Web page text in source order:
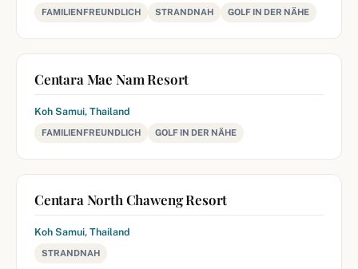
FAMILIENFREUNDLICH STRANDNAH GOLF IN DER NÄHE
Centara Mae Nam Resort
Koh Samui, Thailand
FAMILIENFREUNDLICH GOLF IN DER NÄHE
Centara North Chaweng Resort
Koh Samui, Thailand
STRANDNAH